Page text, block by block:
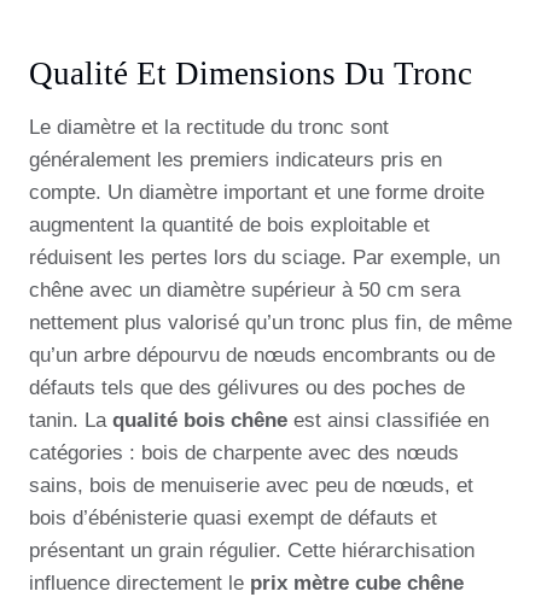
Qualité Et Dimensions Du Tronc
Le diamètre et la rectitude du tronc sont
généralement les premiers indicateurs pris en
compte. Un diamètre important et une forme droite
augmentent la quantité de bois exploitable et
réduisent les pertes lors du sciage. Par exemple, un
chêne avec un diamètre supérieur à 50 cm sera
nettement plus valorisé qu’un tronc plus fin, de même
qu’un arbre dépourvu de nœuds encombrants ou de
défauts tels que des gélivures ou des poches de
tanin. La qualité bois chêne est ainsi classifiée en
catégories : bois de charpente avec des nœuds
sains, bois de menuiserie avec peu de nœuds, et
bois d’ébénisterie quasi exempt de défauts et
présentant un grain régulier. Cette hiérarchisation
influence directement le prix mètre cube chêne